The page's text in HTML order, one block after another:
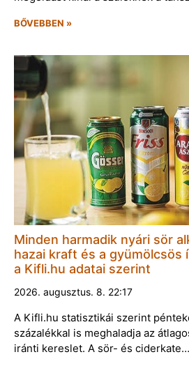
BŐVEBBEN »
Minden harmadik nyári sör
hazai kraft és a gyümölcsös
a Kifli.hu adatai szerint
2026. augusztus. 8. 22:17
A Kifli.hu statisztikái szerint
százalékkal is meghaladja az
iránti kereslet. A sör- és ciderkate…